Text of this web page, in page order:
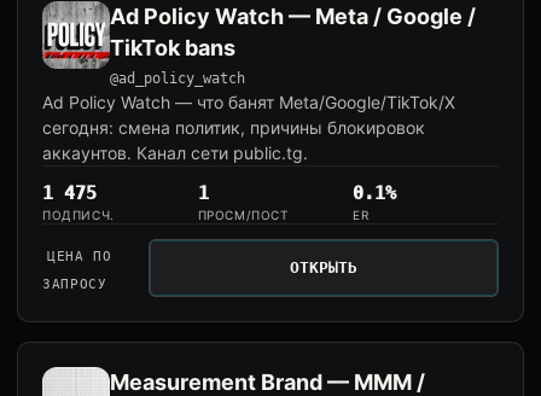
Ad Policy Watch — Meta / Google /
TikTok bans
@ad_policy_watch
Ad Policy Watch — что банят Meta/Google/TikTok/X
сегодня: смена политик, причины блокировок
аккаунтов. Канал сети public.tg.
1 475
ПОДПИСЧ.
1
ПРОСМ/ПОСТ
0.1%
ER
ЦЕНА ПО
ЗАПРОСУ
ОТКРЫТЬ
Measurement Brand — MMM /